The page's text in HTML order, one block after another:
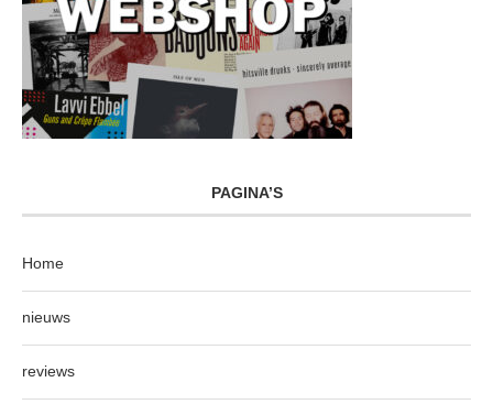
PAGINA’S
Home
nieuws
reviews